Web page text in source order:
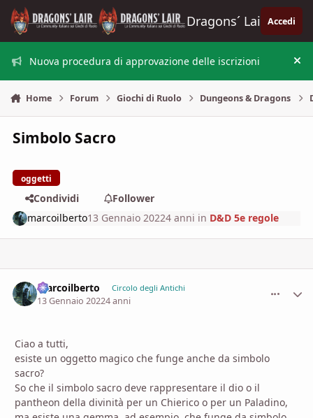
Vai al contenuto
Dragons´ Lair Accedi
Nuova procedura di approvazione delle iscrizioni
Home Forum Giochi di Ruolo Dungeons & Dragons
Simbolo Sacro
oggetti
Condividi
Follower
marcoilberto13 Gennaio 20224 anni in D&D 5e regole
marcoilberto Circolo degli Antichi
13 Gennaio 20224 anni
Ciao a tutti,
esiste un oggetto magico che funge anche da simbolo
sacro?
So che il simbolo sacro deve rappresentare il dio o il
pantheon della divinità per un Chierico o per un Paladino,